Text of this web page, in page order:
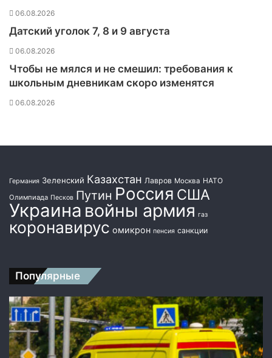
е
т
е
и
Р
о
с
н
н
а
п
о
л
06.08.2026
Датский уголок 7, 8 и 9 августа
06.08.2026
Чтобы не мялся и не смешил: требования к
школьным дневникам скоро изменятся
06.08.2026
Германия Зеленский Казахстан Лавров Москва НАТО
Олимпиада Песков Путин Россия США
Украина войны армия газ
коронавирус омикрон пенсия санкции
Популярные